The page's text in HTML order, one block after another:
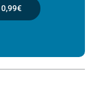
0,99€